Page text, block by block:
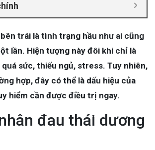
trái là tình trạng hầu như ai cũng
lần. Hiện tượng này đôi khi chỉ là
quá sức, thiếu ngủ, stress. Tuy nhiên,
hợp, đây có thể là dấu hiệu của
hiểm cần được điều trị ngay.
đau thái dương